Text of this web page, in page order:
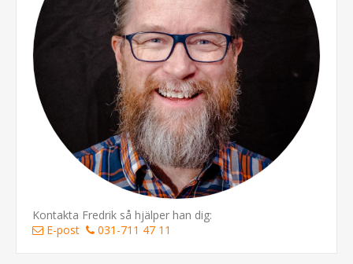
Kontakta Fredrik så hjälper han dig:
E-post
031-711 47 11